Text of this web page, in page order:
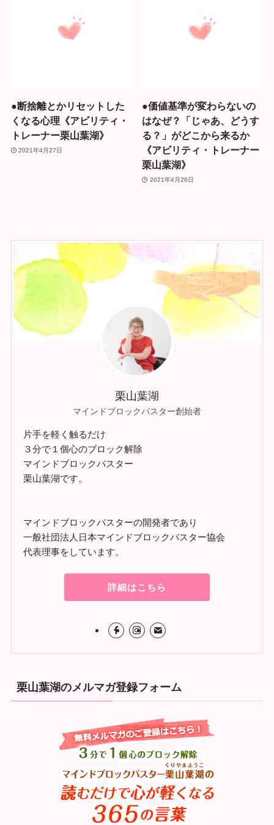
●断捨離とかリセットした
くなる心理《アビリティ・
トレーナー栗山葉湖》
2021年4月27日
●価値基準が変わらないの
はなぜ？「じゃあ、どうす
る？」がどこから来るか
《アビリティ・トレーナー
栗山葉湖》
2021年4月26日
栗山葉湖
マインドブロックバスター創始者
片手を軽く触るだけ
３分で１個心のブロック解除
マインドブロックバスター
栗山葉湖です。
マインドブロックバスターの開発者であり
一般社団法人日本マインドブロックバスター協会
代表理事をしています。
詳細はこちら
栗山葉湖のメルマガ登録フォーム